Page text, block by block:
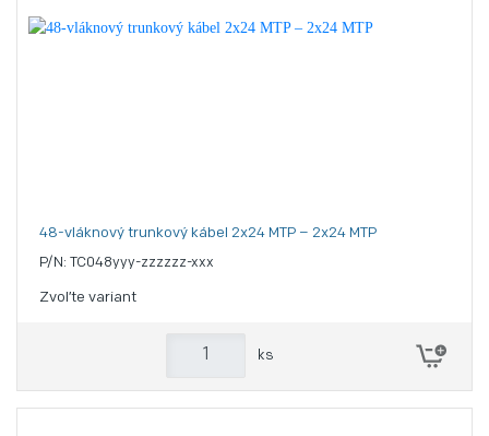
48-vláknový trunkový kábel 2x24 MTP – 2x24 MTP
P/N: TC048yyy-zzzzzz-xxx
Zvoľte variant
ks